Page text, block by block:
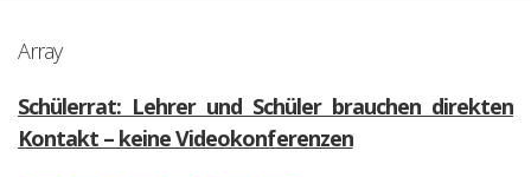
Array
Schülerrat: Lehrer und Schüler brauchen direkten
Kontakt – keine Videokonferenzen